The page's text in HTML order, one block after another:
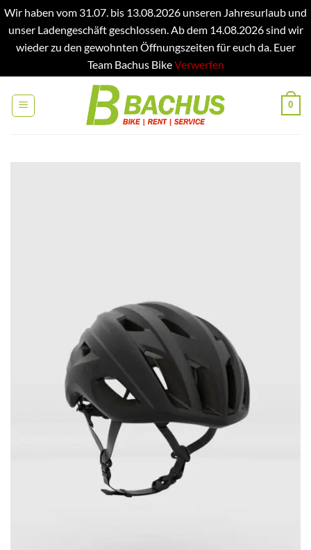
Wir haben vom 31.07. bis 13.08.2026 unseren Jahresurlaub und
unser Ladengeschäft geschlossen. Ab dem 14.08.2026 sind wir
wieder zu den gewohnten Öffnungszeiten für euch da. Euer
Team Bachus BikeVerwerfen
Inhalt
springen
0